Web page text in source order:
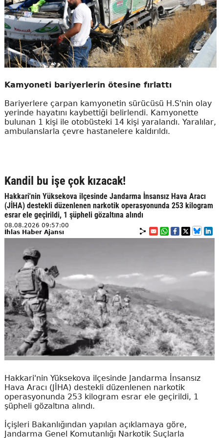
Kamyoneti bariyerlerin ötesine fırlattı
Bariyerlere çarpan kamyonetin sürücüsü H.S'nin olay
yerinde hayatını kaybettiği belirlendi. Kamyonette
bulunan 1 kişi ile otobüsteki 14 kişi yaralandı. Yaralılar,
ambulanslarla çevre hastanelere kaldırıldı.
Kandil bu işe çok kızacak!
Hakkari'nin Yüksekova ilçesinde Jandarma İnsansız Hava Aracı
(JİHA) destekli düzenlenen narkotik operasyonunda 253 kilogram
esrar ele geçirildi, 1 şüpheli gözaltına alındı
08.08.2026 09:57:00
İhlas Haber Ajansı
Hakkari'nin Yüksekova ilçesinde Jandarma İnsansız
Hava Aracı (JİHA) destekli düzenlenen narkotik
operasyonunda 253 kilogram esrar ele geçirildi, 1
şüpheli gözaltına alındı.
İçişleri Bakanlığından yapılan açıklamaya göre,
Jandarma Genel Komutanlığı Narkotik Suçlarla